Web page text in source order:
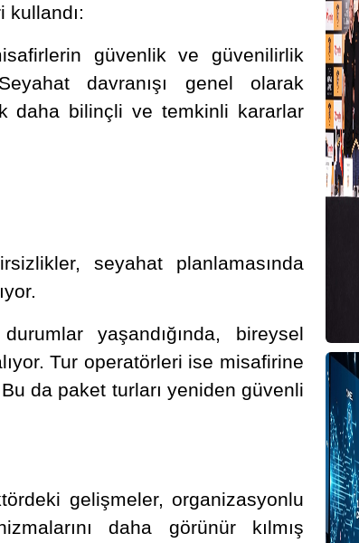
güvenlik ve güvenilirlik
davranışı genel olarak
daha bilinçli ve temkinli kararlar
seyahat planlamasında
yaşandığında, bireysel
Tur operatörleri ise misafirine
da paket turları yeniden güvenli
gelişmeler, organizasyonlu
daha görünür kılmış